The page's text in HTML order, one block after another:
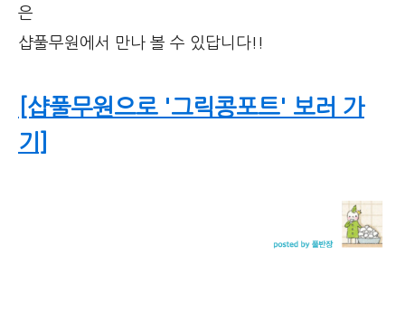
은
샵풀무원에서 만나 볼 수 있답니다!!
[샵풀무원으로 '그릭콩포트' 보러 가
기]